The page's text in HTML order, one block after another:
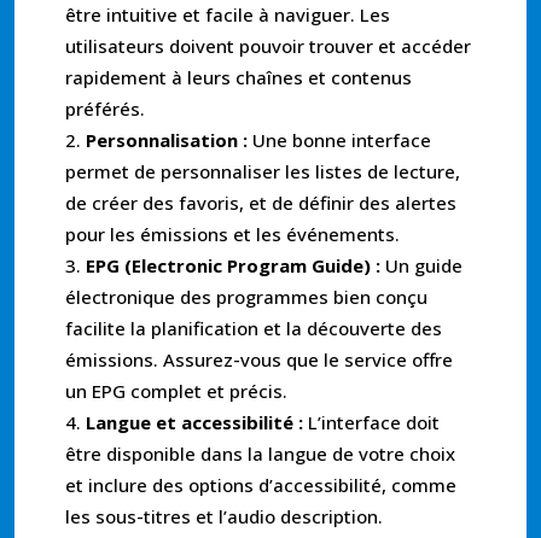
être intuitive et facile à naviguer. Les
utilisateurs doivent pouvoir trouver et accéder
rapidement à leurs chaînes et contenus
préférés.
Personnalisation : Une bonne interface
permet de personnaliser les listes de lecture,
de créer des favoris, et de définir des alertes
pour les émissions et les événements.
EPG (Electronic Program Guide) : Un guide
électronique des programmes bien conçu
facilite la planification et la découverte des
émissions. Assurez-vous que le service offre
un EPG complet et précis.
Langue et accessibilité : L’interface doit
être disponible dans la langue de votre choix
et inclure des options d’accessibilité, comme
les sous-titres et l’audio description.